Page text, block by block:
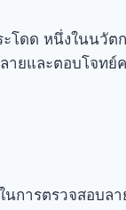
โดด หนึ่งในนวัต
ยและตอบโจทย์
การตรวจสอบล